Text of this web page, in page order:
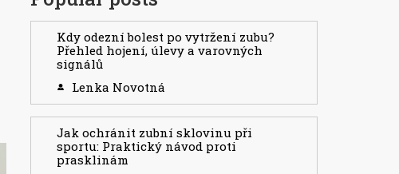
Kdy odezní bolest po vytržení zubu?
Přehled hojení, úlevy a varovných
signálů
Lenka Novotná
Jak ochránit zubní sklovinu při
sportu: Praktický návod proti
prasklinám